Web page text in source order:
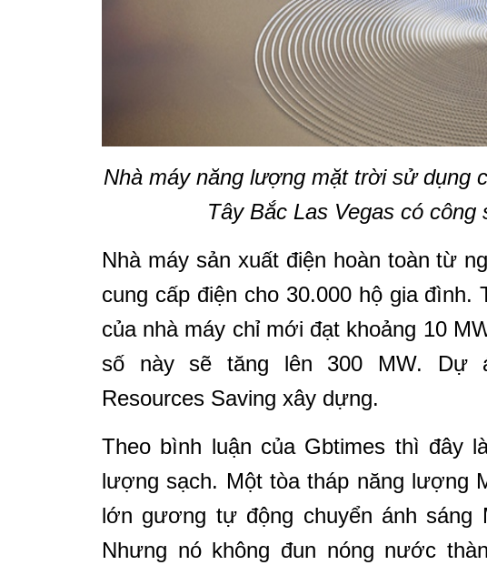
Nhà máy năng lượng mặt trời sử dụng
Tây Bắc Las Vegas có công
Nhà máy sản xuất điện hoàn toàn từ
cung cấp điện cho 30.000 hộ gia đình.
của nhà máy chỉ mới đạt khoảng 10
số này sẽ tăng lên 300 MW. Dự
Resources Saving xây dựng.
Theo bình luận của Gbtimes thì đây
lượng sạch. Một tòa tháp năng lượng
lớn gương tự động chuyển ánh
Nhưng nó không đun nóng nước